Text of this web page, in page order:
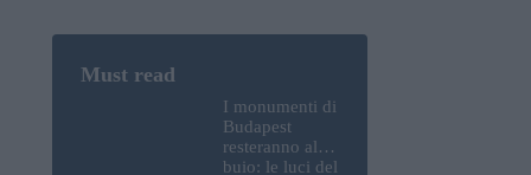
I monumenti di
Budapest
resteranno al
buio: le luci del